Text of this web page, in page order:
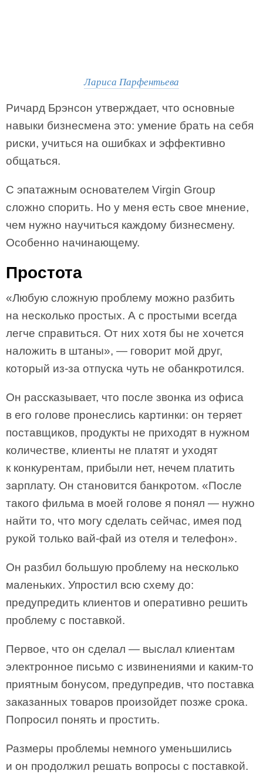
Лариса Парфентьева
Ричард Брэнсон утверждает, что основные
навыки бизнесмена это: умение брать на себя
риски, учиться на ошибках и эффективно
общаться.
С эпатажным основателем Virgin Group
сложно спорить. Но у меня есть свое мнение,
чем нужно научиться каждому бизнесмену.
Особенно начинающему.
Простота
«Любую сложную проблему можно разбить
на несколько простых. А с простыми всегда
легче справиться. От них хотя бы не хочется
наложить в штаны», — говорит мой друг,
который из-за отпуска чуть не обанкротился.
Он рассказывает, что после звонка из офиса
в его голове пронеслись картинки: он теряет
поставщиков, продукты не приходят в нужном
количестве, клиенты не платят и уходят
к конкурентам, прибыли нет, нечем платить
зарплату. Он становится банкротом. «После
такого фильма в моей голове я понял — нужно
найти то, что могу сделать сейчас, имея под
рукой только вай-фай из отеля и телефон».
Он разбил большую проблему на несколько
маленьких. Упростил всю схему до:
предупредить клиентов и оперативно решить
проблему с поставкой.
Первое, что он сделал — выслал клиентам
электронное письмо с извинениями и каким-то
приятным бонусом, предупредив, что поставка
заказанных товаров произойдет позже срока.
Попросил понять и простить.
Размеры проблемы немного уменьшились
и он продолжил решать вопросы с поставкой.